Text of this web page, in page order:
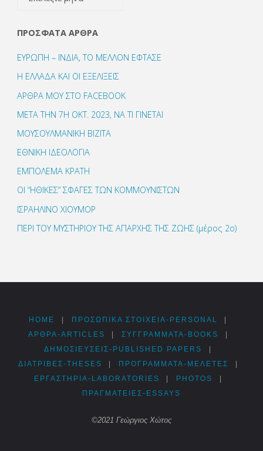
ΠΡΌΣΦΑΤΑ ΆΡΘΡΑ
ΕΥΡΩΠΗ – ΙΝΔΙΑ, ΤΟ ΜΕΛΛΟΝ ΕΦΤΑΣΕ
Η ΕΛΛΑΔΑ ΚΑΙ ΟΙ ΕΞΕΛΙΞΕΙΣ
ΑΡΘΡΑ ΜΟΥ ΣΤΟ FACEBOOK
ΜΕΤΑ ΤΗΝ 7Η ΟΚΤ. 2023, ΝΑ ΤΙ ΓΙΝΕΤΑΙ
ΜΟΥΣΟΥΛΜΑΝΙΚΗ ΒΙΖΙΤΑ
ΕΘΝΙΚΗ ΙΔΕΟΛΟΓΙΑ
ΕΜΠΟΛΕΜΑ ΚΡΑΤΗ
ΟΙ “ΗΘΙΚΕΣ” ΣΦΑΓΕΣ ΤΩΝ ΚΟΜΜΟΥΝΙΣΤΩΝ
ΙΣΡΑΗΛΙΝΟ ΧΙΟΥΜΟΡ
ΠΕΡΙ ΤΟΥ ΜΥΣΤΗΡΙΟΥ ΤΗΣ ΑΠΑΡΧΗΣ ΤΗΣ ΖΩΗΣ (μέρος 2ο)
HOME ΠΡΟΣΩΠΙΚΆ ΣΤΟΙΧΕΊΑ-PERSONAL
ΑΡΘΡΑ-ARTICLES ΣΥΓΓΡΆΜΜΑΤΑ-BOOKS
ΔΗΜΟΣΙΕΎΣΕΙΣ-PUBLISHED PAPERS
ΔΙΑΤΡΙΒΈΣ-THESES ΠΡΟΓΡΆΜΜΑΤΑ-ΜΕΛΈΤΕΣ
ΕΡΓΑΣΤΉΡΙΑ-LABORATORIES PHOTOS
ΠΡΑΓΜΑΤΕΊΕΣ-ESSAYS
©2021 Γεώργιος Χώτος